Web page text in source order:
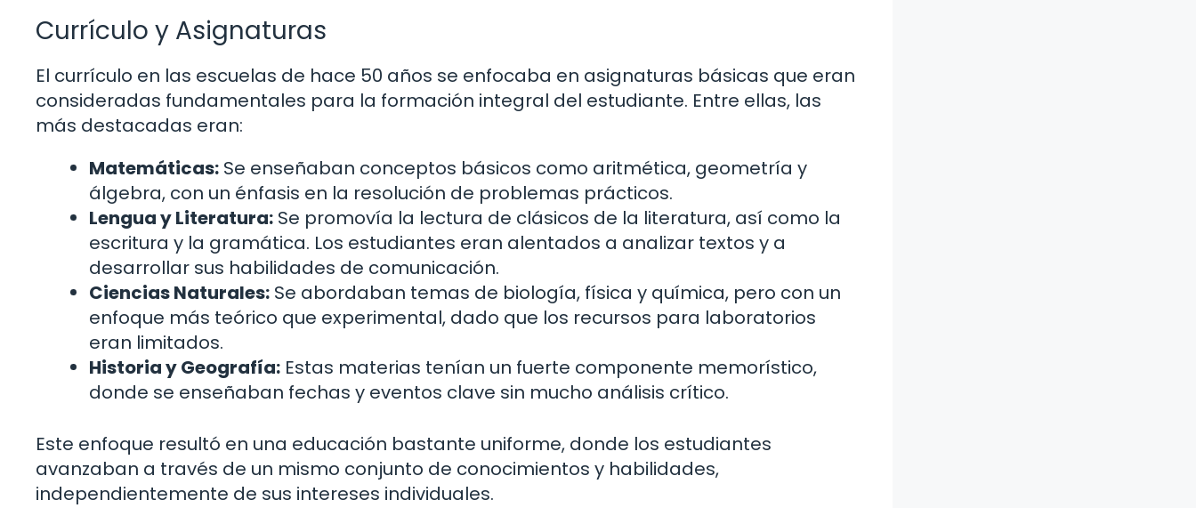
Currículo y Asignaturas
El currículo en las escuelas de hace 50 años se enfocaba en asignaturas básicas que eran
consideradas fundamentales para la formación integral del estudiante. Entre ellas, las
más destacadas eran:
Matemáticas: Se enseñaban conceptos básicos como aritmética, geometría y
álgebra, con un énfasis en la resolución de problemas prácticos.
Lengua y Literatura: Se promovía la lectura de clásicos de la literatura, así como la
escritura y la gramática. Los estudiantes eran alentados a analizar textos y a
desarrollar sus habilidades de comunicación.
Ciencias Naturales: Se abordaban temas de biología, física y química, pero con un
enfoque más teórico que experimental, dado que los recursos para laboratorios
eran limitados.
Historia y Geografía: Estas materias tenían un fuerte componente memorístico,
donde se enseñaban fechas y eventos clave sin mucho análisis crítico.
Este enfoque resultó en una educación bastante uniforme, donde los estudiantes
avanzaban a través de un mismo conjunto de conocimientos y habilidades,
independientemente de sus intereses individuales.